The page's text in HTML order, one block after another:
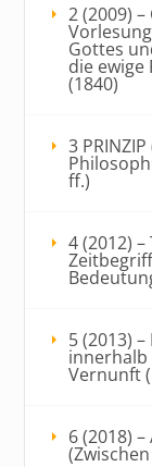
2 (2009)
Gottes
die ewige
(1840)
3
ff.)
4 (2012)
5 (2013)
innerhalb
Vernunft
6 (2018)